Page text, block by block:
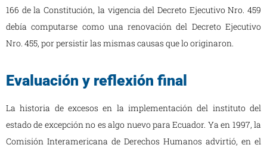
166 de la Constitución, la vigencia del Decreto Ejecutivo Nro. 459
debía computarse como una renovación del Decreto Ejecutivo
Nro. 455, por persistir las mismas causas que lo originaron.
Evaluación y reflexión final
La historia de excesos en la implementación del instituto del
estado de excepción no es algo nuevo para Ecuador. Ya en 1997, la
Comisión Interamericana de Derechos Humanos advirtió, en el